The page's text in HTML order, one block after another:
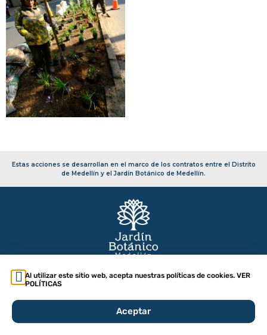
Estas acciones se desarrollan en el marco de los contratos entre el Distrito
de Medellín y el Jardín Botánico de Medellín.
Al utilizar este sitio web, acepta nuestras políticas de cookies. VER
POLÍTICAS
Aceptar